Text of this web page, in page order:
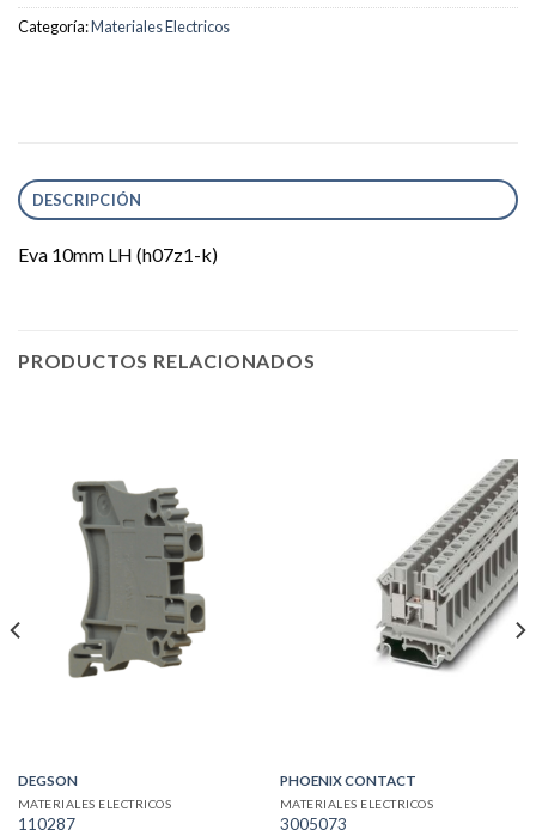
Categoría:Materiales Electricos
DESCRIPCIÓN
Eva 10mm LH (h07z1-k)
PRODUCTOS RELACIONADOS
DEGSON
MATERIALES ELECTRICOS
110287
PHOENIX CONTACT
MATERIALES ELECTRICOS
3005073